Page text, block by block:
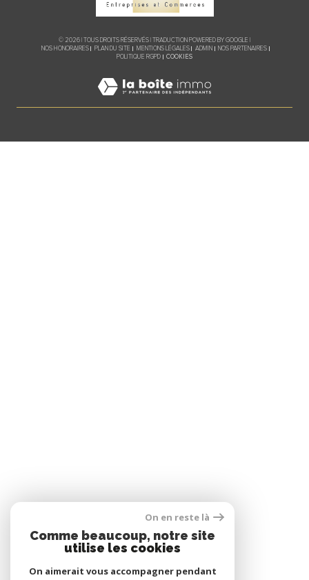
© 2026 | TOUS DROITS RÉSERVÉS | TRADUCTION POWERED BY GOOGLE |
NOS HONORAIRES
PLAN DU SITE MENTIONS LÉGALES ADMIN
NOS PARTENAIRES
POLITIQUE RGPD
COOKIES
On en reste là
Comme beaucoup, notre site
utilise les cookies
On aimerait vous accompagner pendant